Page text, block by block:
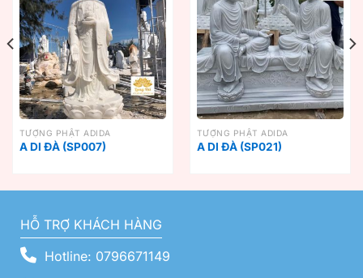
TƯỢNG PHẬT ADIDA
A DI ĐÀ (SP007)
TƯỢNG PHẬT ADIDA
A DI ĐÀ (SP021)
HỖ TRỢ KHÁCH HÀNG
Hotline: 0796671149